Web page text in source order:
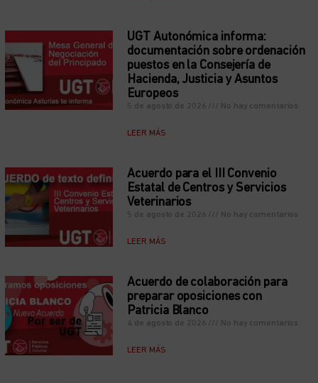
UGT Autonómica informa:
documentación sobre ordenación
puestos en la Consejería de
Hacienda, Justicia y Asuntos
Europeos
5 de agosto de 2026 No hay comentarios
LEER MÁS
Acuerdo para el III Convenio
Estatal de Centros y Servicios
Veterinarios
5 de agosto de 2026 No hay comentarios
LEER MÁS
Acuerdo de colaboración para
preparar oposiciones con
Patricia Blanco
4 de agosto de 2026 No hay comentarios
LEER MÁS